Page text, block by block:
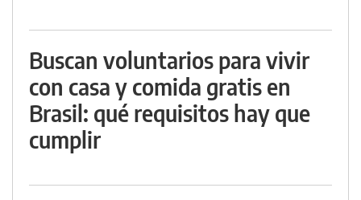
Buscan voluntarios para vivir
con casa y comida gratis en
Brasil: qué requisitos hay que
cumplir